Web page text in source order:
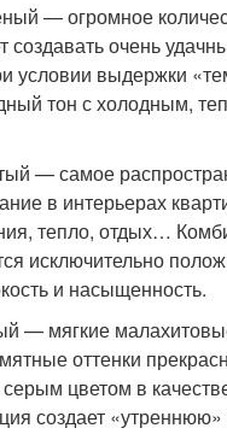
— огромное
создавать очень
условии выдержки
тон с холодным,
— самое
в интерьерах
тепло, отдых…
исключительно
и насыщенность.
— мягкие
оттенки
цветом в
создает